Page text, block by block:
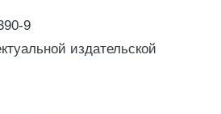
9
издательской